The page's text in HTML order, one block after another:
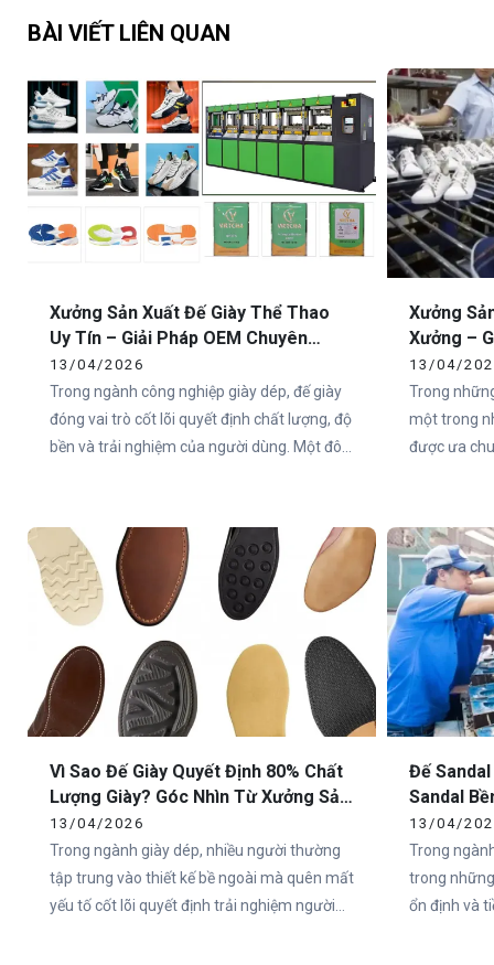
BÀI VIẾT LIÊN QUAN
Xưởng Sản Xuất Đế Giày Thể Thao
Uy Tín – Giải Pháp OEM Chuyên
Nghiệp Tại Việt Nam
13/04/2026
Trong ngành công nghiệp giày dép, đế giày
đóng vai trò cốt lõi quyết định chất lượng, độ
bền và trải nghiệm của người dùng. Một đôi
trường. Chính vì vậy, việc lựa chọn xưởng
sản xuất đế giày thể thao uy tín là yếu tố
sống còn đối với các thương hiệu.
Xưởng
Xưởng –
Toàn
13/04/
Trong
một trong
được ưa
trọng nhất
Vì Sao Đế Giày Quyết Định 80% Chất
Lượng Giày? Góc Nhìn Từ Xưởng Sản
Xuất
13/04/2026
Trong ngành giày dép, nhiều người thường
tập trung vào thiết kế bề ngoài mà quên mất
yếu tố cốt lõi quyết định trải nghiệm người
Đế
Sandal
Cho
13/04/
Trong
trong
ổn định và